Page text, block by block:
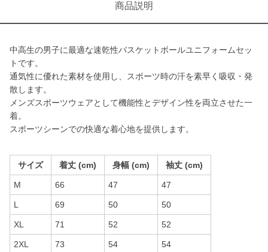
商品説明
中高生の男子に最適な速乾性バスケットボールユニフォームセッ
トです。
通気性に優れた素材を使用し、スポーツ時の汗を素早く吸収・発
散します。
メンズスポーツウェアとして機能性とデザイン性を両立させた一
着。
スポーツシーンでの快適な着心地を提供します。
サイズ 着丈 (cm) 身幅 (cm) 袖丈 (cm)
M 66 47 47
L 69 50 50
XL 71 52 52
2XL 73 54 54